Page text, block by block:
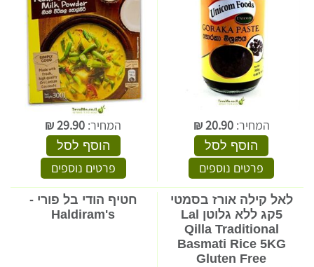
המחיר:20.90
₪
הוסף לסל
פרטים נוספים
המחיר: 29.90
₪
הוסף לסל
פרטים נוספים
לאל קילה אורז בסמטי
5קג ללא גלוטן Lal
Qilla Traditional
Basmati Rice 5KG
Gluten Free
חטיף הודי בל פורי -
Haldiram's